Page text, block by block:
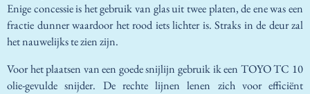
Enige concessie is het gebruik van glas uit twee platen, de ene was een
fractie dunner waardoor het rood iets lichter is. Straks in de deur zal
het nauwelijks te zien zijn.
Voor het plaatsen van een goede snijlijn gebruik ik een TOYO TC 10
olie-gevulde snijder. De rechte lijnen lenen zich voor efficiënt